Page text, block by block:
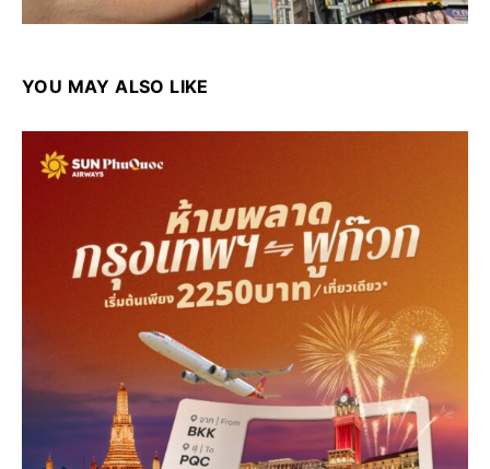
YOU MAY ALSO LIKE